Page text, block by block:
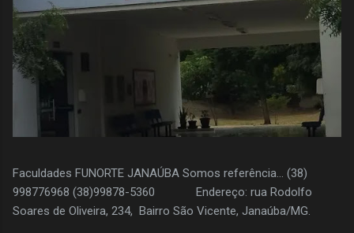
Faculdades FUNORTE JANAÚBA Somos referência... (38)
998776968 (38)99878-5360 Endereço: rua Rodolfo
Soares de Oliveira, 234, Bairro São Vicente, Janaúba/MG.